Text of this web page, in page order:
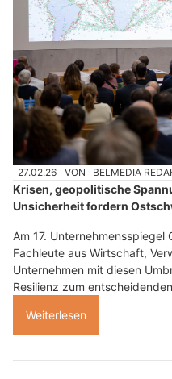
27.02.26 VON BELMEDIA
Krisen, geopolitische
Unsicherheit fordern
Am 17.
Fachleute aus Wirtschaft,
Unternehmen mit diesen
Resilienz zum
Weiterlesen